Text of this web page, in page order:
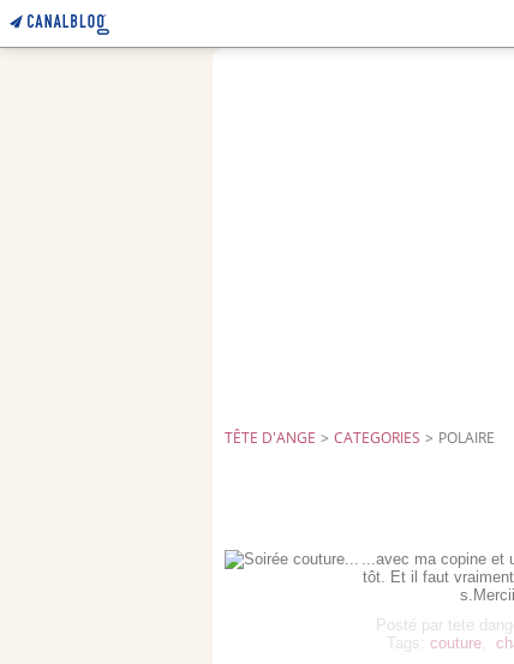
TÊTE D'ANGE > CATEGORIES > POLAIRE
...avec ma copine et
tôt. Et il faut
Posté par tete
Tags: couture,